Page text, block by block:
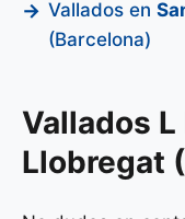
Vallados en
(Barcelona)
Vallados
Llobregat